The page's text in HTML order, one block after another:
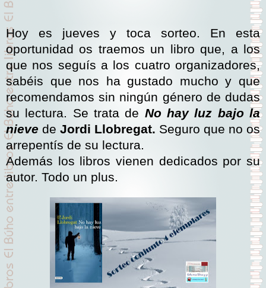
Hoy es jueves y toca sorteo. En esta
oportunidad os traemos un libro que, a los
que nos seguís a los cuatro organizadores,
sabéis que nos ha gustado mucho y que
recomendamos sin ningún género de dudas
su lectura. Se trata de No hay luz bajo la
nieve de Jordi Llobregat. Seguro que no os
arrepentís de su lectura.
Además los libros vienen dedicados por su
autor. Todo un plus.